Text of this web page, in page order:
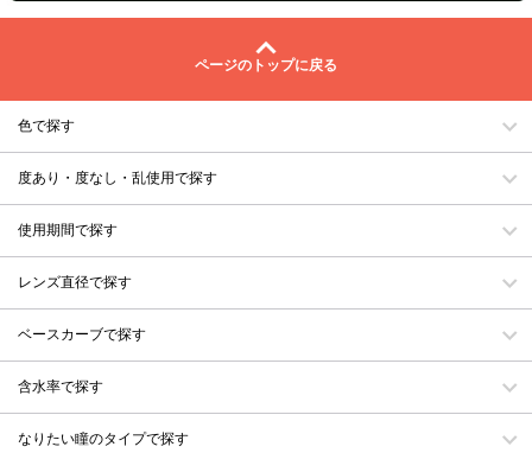
ページのトップに戻る
色で探す
度あり・度なし・乱使用で探す
使用期間で探す
レンズ直径で探す
ベースカーブで探す
含水率で探す
なりたい瞳のタイプで探す